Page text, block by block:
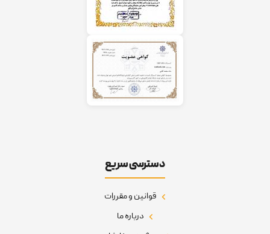
دسترسی سریع
قوانین و مقررات
درباره ما